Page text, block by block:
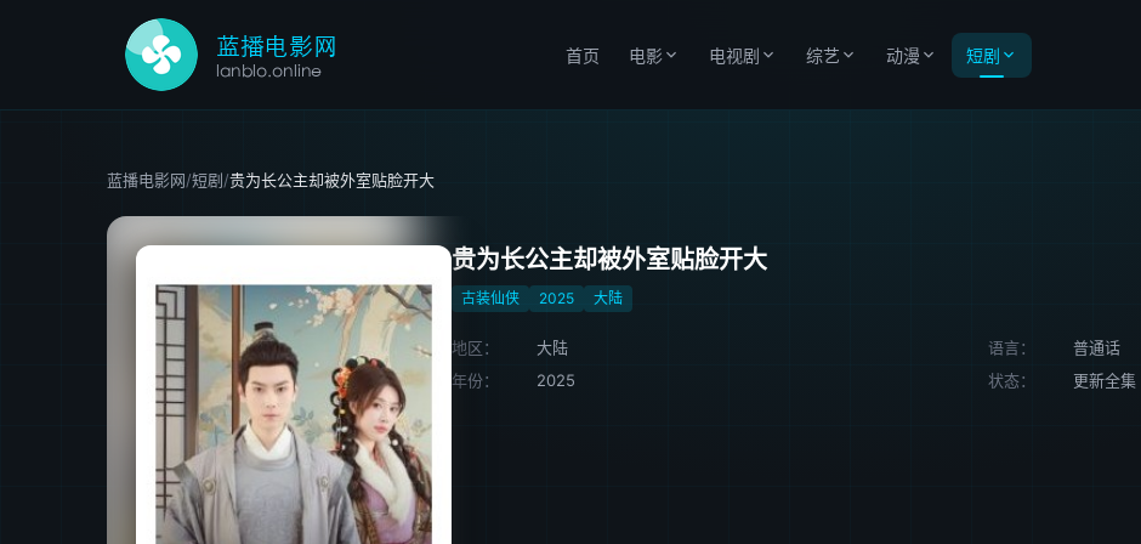
首页 电影 电视剧 综艺 动漫 短剧
蓝播电影网/短剧/贵为长公主却被外室贴脸开大
贵为长公主却被外室贴脸开大
古装仙侠 2025 大陆
地区： 大陆 语言：
普通话
年份：
2025 状态： 更新全集